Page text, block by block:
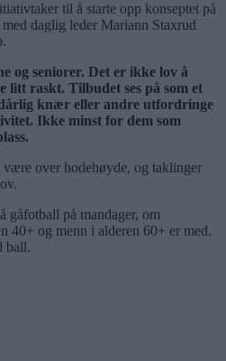
til å starte opp konseptet på
daglig leder Mariann Staxrud
og seniorer. Det er ikke lov å
litt raskt. Tilbudet ses på som et
knær eller andre utfordringe
Ikke minst for dem som
over hodehøyde, og taklinger
gåfotball på mandager, om
40+ og menn i alderen 60+ er med.
ball.